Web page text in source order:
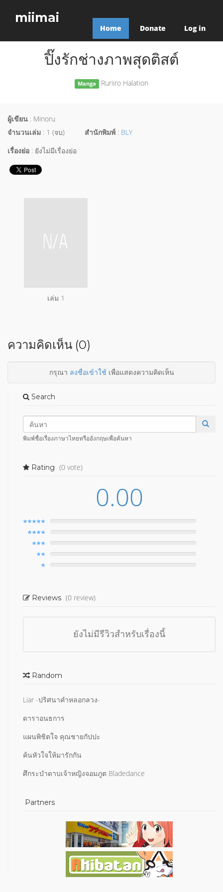
miimai
Home Donate Log in
ปิ๊งรักช่างภาพสุดติสต์
Manga Ruriiro Halation
ผู้เขียน : Minoru
จำนวนเล่ม : 1 (จบ) สำนักพิมพ์ : BLY
เรื่องย่อ : ยังไม่มีเรื่องย่อ
เล่ม 1
ความคิดเห็น (0)
กรุณา ลงชื่อเข้าใช้เพื่อแสดงความคิดเห็น
Search
พิมพ์ชื่อเรื่องภาษาไทยหรืออังกฤษเพื่อค้นหา
Rating (0 vote)
0.00
Reviews (0 review)
ยังไม่มีรีวิวสำหรับเรื่องนี้
Random
Liar -ปริศนาคำหลอกลวง-
ดาราอนธการ
แผนพิชิตใจ คุณชายกัปปะ
ค้นหัวใจให้มารักกัน
ศึกระบำดาบเจ้าหญิงจอมภูต Bladedance
Partners